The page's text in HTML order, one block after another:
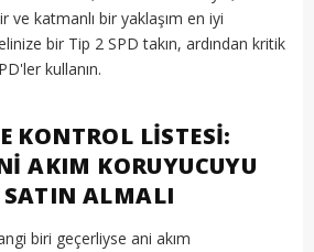
ve katmanlı bir yaklaşım en iyi
bir Tip 2 SPD takın, ardından kritik
kullanın.
KONTROL LISTESI:
AKIM KORUYUCUYU
ALMALI
biri geçerliyse ani akım